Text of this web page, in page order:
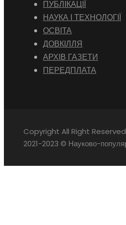
ПУБЛІКАЦІЇ
НАУКА І ТЕХНОЛОГІЇ
ОСВІТА
ДОВКІЛЛЯ
АРХІВ ГАЗЕТИ
ПЕРЕДПЛАТА
Copyright All Right
2021-2023 © Науково-